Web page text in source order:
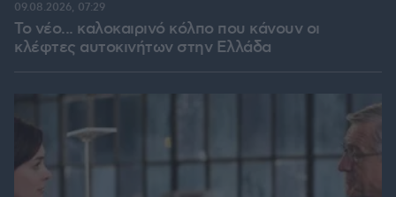
Το νέο... καλοκαιρινό κόλπο που κάνουν οι
κλέφτες αυτοκινήτων στην Ελλάδα
09.08.2026, 07:29